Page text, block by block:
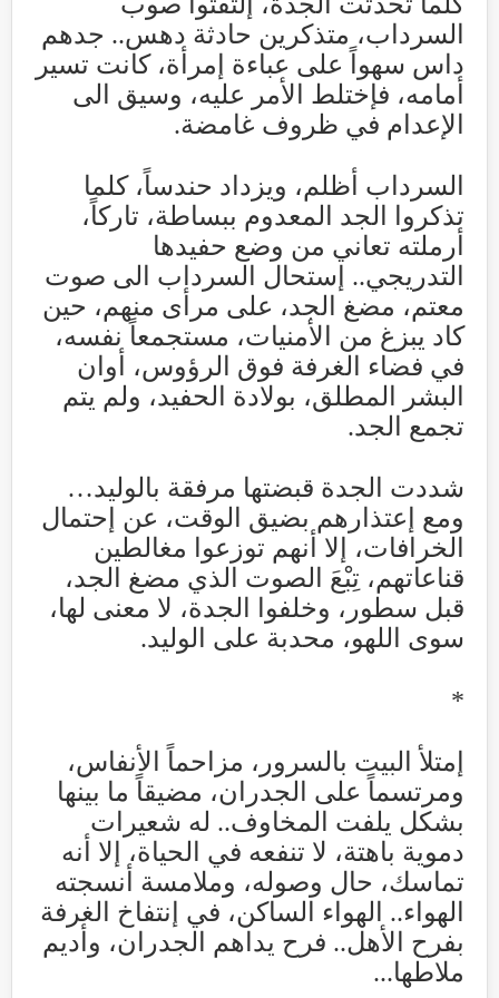
السرداب، متذكرين حادثة دهس.. جدهم
داس سهواً على عباءة إمرأة، كانت تسير
أمامه، فإختلط الأمر عليه، وسيق الى
الإعدام في ظروف غامضة.
السرداب أظلم، ويزداد حندساً، كلما
تذكروا الجد المعدوم ببساطة، تاركاً،
أرملته تعاني من وضع حفيدها
التدريجي.. إستحال السرداب الى صوت
معتم، مضغ الجد، على مرأى منهم، حين
كاد يبزغ من الأمنيات، مستجمعاً نفسه،
في فضاء الغرفة فوق الرؤوس، أوان
البشر المطلق، بولادة الحفيد، ولم يتم
تجمع الجد.
شددت الجدة قبضتها مرفقة بالوليد…
ومع إعتذارهم بضيق الوقت، عن إحتمال
الخرافات، إلا أنهم توزعوا مغالطين
قناعاتهم، تِبْعَ الصوت الذي مضغ الجد،
قبل سطور، وخلفوا الجدة، لا معنى لها،
سوى اللهو، محدبة على الوليد.
*
إمتلأ البيت بالسرور، مزاحماً الأنفاس،
ومرتسماً على الجدران، مضيقاً ما بينها
بشكل يلفت المخاوف.. له شعيرات
دموية باهتة، لا تنفعه في الحياة، إلا أنه
تماسك، حال وصوله، وملامسة أنسجته
الهواء.. الهواء الساكن، في إنتفاخ الغرفة
بفرح الأهل.. فرح يداهم الجدران، وأديم
ملاطها...